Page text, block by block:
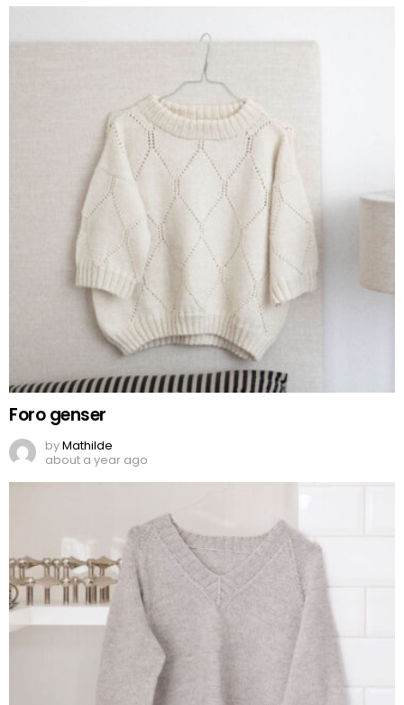
Foro genser
byMathilde
about a year ago